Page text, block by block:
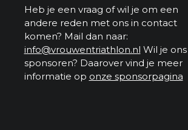
Heb je een vraag of wil je om een
andere reden met ons in contact
komen? Mail dan naar:
info@vrouwentriathlon.nl Wil je ons
sponsoren? Daarover vind je meer
informatie op onze sponsorpagina